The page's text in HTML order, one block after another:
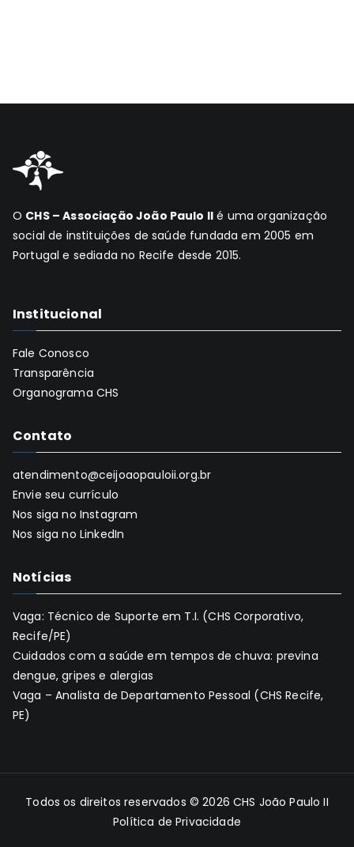
O CHS – Associação João Paulo II é uma organização
social de instituições de saúde fundada em 2005 em
Portugal e sediada no Recife desde 2015.
Institucional
Fale Conosco
Transparência
Organograma CHS
Contato
atendimento@ceijoaopauloii.org.br
Envie seu currículo
Nos siga no Instagram
Nos siga no LinkedIn
Notícias
Vaga: Técnico de Suporte em T.I. (CHS Corporativo,
Recife/PE)
Cuidados com a saúde em tempos de chuva: previna
dengue, gripes e alergias
Vaga – Analista de Departamento Pessoal (CHS Recife,
PE)
Todos os direitos reservados © 2026CHS João Paulo II
Política de Privacidade